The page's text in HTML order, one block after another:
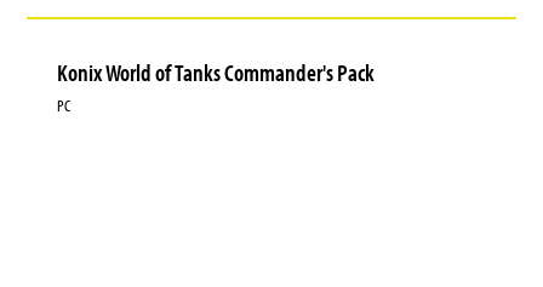
Konix World of Tanks Commander's Pack
PC